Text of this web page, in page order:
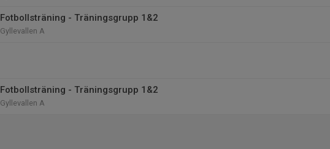
Fotbollsträning - Träningsgrupp 1&2
Gyllevallen A
Fotbollsträning - Träningsgrupp 1&2
Gyllevallen A